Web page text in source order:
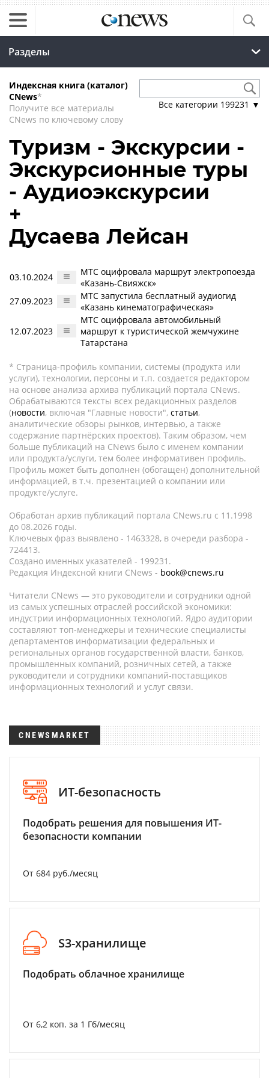
Разделы
Индексная книга (каталог)
CNews*
Получите все материалы
CNews по ключевому слову
Все категории 199231 ▼
Туризм - Экскурсии -
Экскурсионные туры
- Аудиоэкскурсии
+
Дусаева Лейсан
03.10.2024
МТС оцифровала маршрут электропоезда
«Казань-Свияжск»
27.09.2023
МТС запустила бесплатный аудиогид
«Казань кинематографическая»
12.07.2023
МТС оцифровала автомобильный
маршрут к туристической жемчужине
Татарстана
* Страница-профиль компании, системы (продукта или
услуги), технологии, персоны и т.п. создается редактором
на основе анализа архива публикаций портала CNews.
Обрабатываются тексты всех редакционных разделов
(новости, включая "Главные новости", статьи,
аналитические обзоры рынков, интервью, а также
содержание партнёрских проектов). Таким образом, чем
больше публикаций на CNews было с именем компании
или продукта/услуги, тем более информативен профиль.
Профиль может быть дополнен (обогащен) дополнительной
информацией, в т.ч. презентацией о компании или
продукте/услуге.
Обработан архив публикаций портала CNews.ru c 11.1998
до 08.2026 годы.
Ключевых фраз выявлено - 1463328, в очереди разбора -
724413.
Создано именных указателей - 199231.
Редакция Индексной книги CNews - book@cnews.ru
Читатели CNews — это руководители и сотрудники одной
из самых успешных отраслей российской экономики:
индустрии информационных технологий. Ядро аудитории
составляют топ-менеджеры и технические специалисты
департаментов информатизации федеральных и
региональных органов государственной власти, банков,
промышленных компаний, розничных сетей, а также
руководители и сотрудники компаний-поставщиков
информационных технологий и услуг связи.
CNEWSMARKET
ИТ-безопасность
Подобрать решения для повышения ИТ-
безопасности компании
От 684 руб./месяц
S3-хранилище
Подобрать облачное хранилище
От 6,2 коп. за 1 Гб/месяц